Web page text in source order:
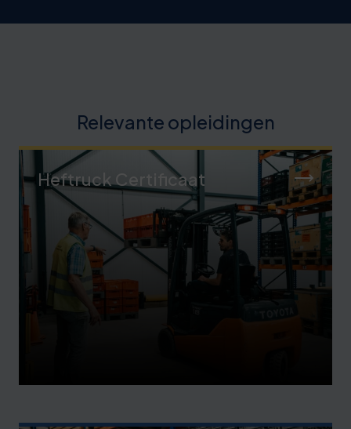
Relevante opleidingen
Heftruck Certificaat